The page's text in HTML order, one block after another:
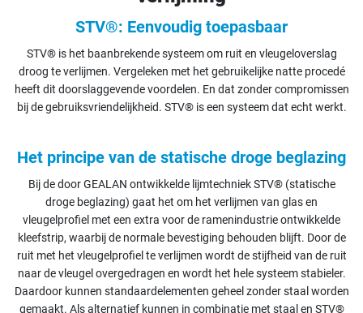
STV®: Eenvoudig toepasbaar
STV® is het baanbrekende systeem om ruit en vleugeloverslag
droog te verlijmen. Vergeleken met het gebruikelijke natte procedé
heeft dit doorslaggevende voordelen. En dat zonder compromissen
bij de gebruiksvriendelijkheid. STV® is een systeem dat echt werkt.
Het principe van de statische droge beglazing
Bij de door GEALAN ontwikkelde lijmtechniek STV® (statische
droge beglazing) gaat het om het verlijmen van glas en
vleugelprofiel met een extra voor de ramenindustrie ontwikkelde
kleefstrip, waarbij de normale bevestiging behouden blijft. Door de
ruit met het vleugelprofiel te verlijmen wordt de stijfheid van de ruit
naar de vleugel overgedragen en wordt het hele systeem stabieler.
Daardoor kunnen standaardelementen geheel zonder staal worden
gemaakt. Als alternatief kunnen in combinatie met staal en STV®